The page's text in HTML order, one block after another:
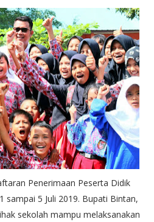
Penerimaan Peserta Didik
sampai 5 Juli 2019. Bupati Bintan,
sekolah mampu melaksanakan